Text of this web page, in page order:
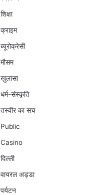
शिक्षा
क्राइम
ब्यूरोक्रेसी
मौसम
खुलासा
धर्म-संस्कृति
तस्वीर का सच
Public
Casino
दिल्ली
वायरल अड्डा
पर्यटन